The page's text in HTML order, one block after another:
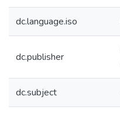
dc.language.iso
dc.publisher
dc.subject